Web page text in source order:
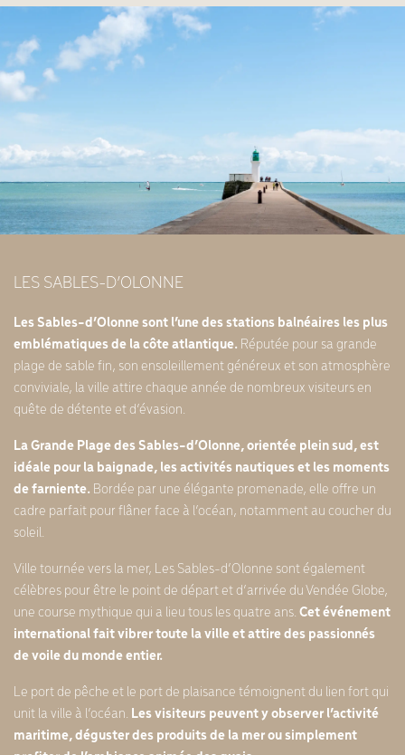
LES SABLES-D’OLONNE
Les Sables-d’Olonne sont l’une des stations balnéaires les plus
emblématiques de la côte atlantique. Réputée pour sa grande
plage de sable fin, son ensoleillement généreux et son atmosphère
conviviale, la ville attire chaque année de nombreux visiteurs en
quête de détente et d’évasion.
La Grande Plage des Sables-d’Olonne, orientée plein sud, est
idéale pour la baignade, les activités nautiques et les moments
de farniente. Bordée par une élégante promenade, elle offre un
cadre parfait pour flâner face à l’océan, notamment au coucher du
soleil.
Ville tournée vers la mer, Les Sables-d’Olonne sont également
célèbres pour être le point de départ et d’arrivée du Vendée Globe,
une course mythique qui a lieu tous les quatre ans. Cet événement
international fait vibrer toute la ville et attire des passionnés
de voile du monde entier.
Le port de pêche et le port de plaisance témoignent du lien fort qui
unit la ville à l’océan. Les visiteurs peuvent y observer l’activité
maritime, déguster des produits de la mer ou simplement